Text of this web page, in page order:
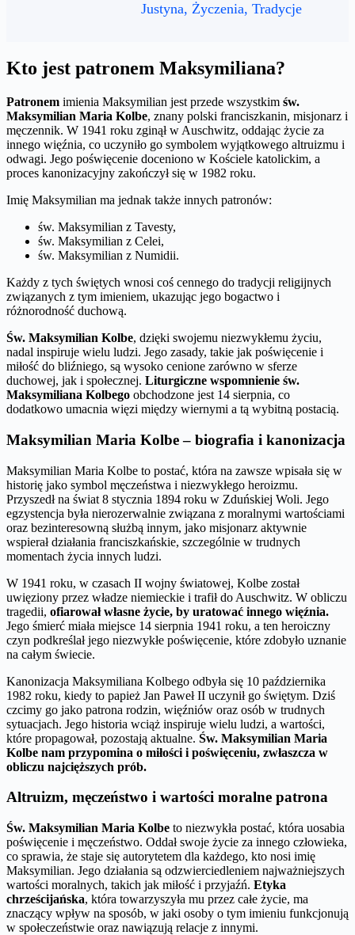
Justyna, Życzenia, Tradycje
Kto jest patronem Maksymiliana?
Patronem imienia Maksymilian jest przede wszystkim św.
Maksymilian Maria Kolbe, znany polski franciszkanin, misjonarz i
męczennik. W 1941 roku zginął w Auschwitz, oddając życie za
innego więźnia, co uczyniło go symbolem wyjątkowego altruizmu i
odwagi. Jego poświęcenie doceniono w Kościele katolickim, a
proces kanonizacyjny zakończył się w 1982 roku.
Imię Maksymilian ma jednak także innych patronów:
św. Maksymilian z Tavesty,
św. Maksymilian z Celei,
św. Maksymilian z Numidii.
Każdy z tych świętych wnosi coś cennego do tradycji religijnych
związanych z tym imieniem, ukazując jego bogactwo i
różnorodność duchową.
Św. Maksymilian Kolbe, dzięki swojemu niezwykłemu życiu,
nadal inspiruje wielu ludzi. Jego zasady, takie jak poświęcenie i
miłość do bliźniego, są wysoko cenione zarówno w sferze
duchowej, jak i społecznej. Liturgiczne wspomnienie św.
Maksymiliana Kolbego obchodzone jest 14 sierpnia, co
dodatkowo umacnia więzi między wiernymi a tą wybitną postacią.
Maksymilian Maria Kolbe – biografia i kanonizacja
Maksymilian Maria Kolbe to postać, która na zawsze wpisała się w
historię jako symbol męczeństwa i niezwykłego heroizmu.
Przyszedł na świat 8 stycznia 1894 roku w Zduńskiej Woli. Jego
egzystencja była nierozerwalnie związana z moralnymi wartościami
oraz bezinteresowną służbą innym, jako misjonarz aktywnie
wspierał działania franciszkańskie, szczególnie w trudnych
momentach życia innych ludzi.
W 1941 roku, w czasach II wojny światowej, Kolbe został
uwięziony przez władze niemieckie i trafił do Auschwitz. W obliczu
tragedii, ofiarował własne życie, by uratować innego więźnia.
Jego śmierć miała miejsce 14 sierpnia 1941 roku, a ten heroiczny
czyn podkreślał jego niezwykłe poświęcenie, które zdobyło uznanie
na całym świecie.
Kanonizacja Maksymiliana Kolbego odbyła się 10 października
1982 roku, kiedy to papież Jan Paweł II uczynił go świętym. Dziś
czcimy go jako patrona rodzin, więźniów oraz osób w trudnych
sytuacjach. Jego historia wciąż inspiruje wielu ludzi, a wartości,
które propagował, pozostają aktualne. Św. Maksymilian Maria
Kolbe nam przypomina o miłości i poświęceniu, zwłaszcza w
obliczu najcięższych prób.
Altruizm, męczeństwo i wartości moralne patrona
Św. Maksymilian Maria Kolbe to niezwykła postać, która uosabia
poświęcenie i męczeństwo. Oddał swoje życie za innego człowieka,
co sprawia, że staje się autorytetem dla każdego, kto nosi imię
Maksymilian. Jego działania są odzwierciedleniem najważniejszych
wartości moralnych, takich jak miłość i przyjaźń. Etyka
chrześcijańska, która towarzyszyła mu przez całe życie, ma
znaczący wpływ na sposób, w jaki osoby o tym imieniu funkcjonują
w społeczeństwie oraz nawiązują relacje z innymi.